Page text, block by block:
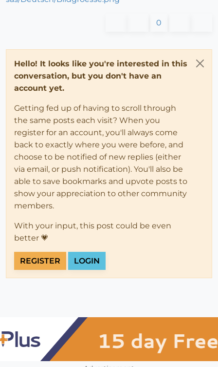
0
Hello! It looks like you're interested in this
conversation, but you don't have an
account yet.
Getting fed up of having to scroll through
the same posts each visit? When you
register for an account, you'll always come
back to exactly where you were before, and
choose to be notified of new replies (either
via email, or push notification). You'll also be
able to save bookmarks and upvote posts to
show your appreciation to other community
members.
With your input, this post could be even
better 💗
REGISTER LOGIN